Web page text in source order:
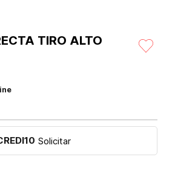
TIRO ALTO
Solicitar